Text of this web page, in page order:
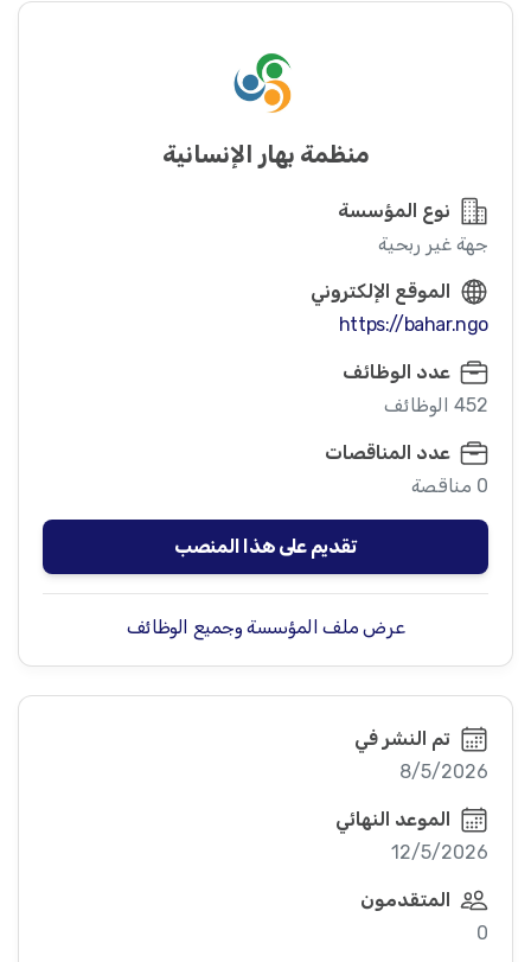
منظمة بهار الإنسانية
نوع المؤسسة
جهة غير ربحية
الموقع الإلكتروني
https://bahar.ngo
عدد الوظائف
452 الوظائف
عدد المناقصات
0 مناقصة
تقديم على هذا المنصب
عرض ملف المؤسسة وجميع الوظائف
تم النشر في
8/5/2026
الموعد النهائي
12/5/2026
المتقدمون
0